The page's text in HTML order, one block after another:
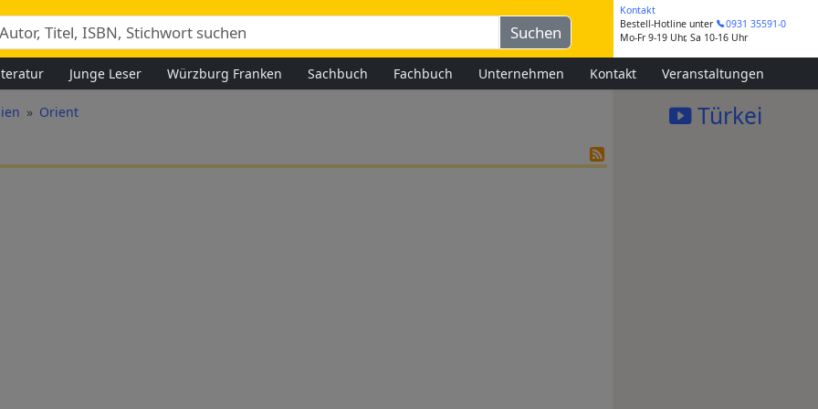
Kontakt
Bestell-Hotline unter
0931 35591-0
Mo-Fr 9-19 Uhr, Sa 10-16 Uhr
Junge Leser Würzburg Franken Sachbuch Fachbuch Unternehmen Kontakt Veranstaltungen
Orient Türkei